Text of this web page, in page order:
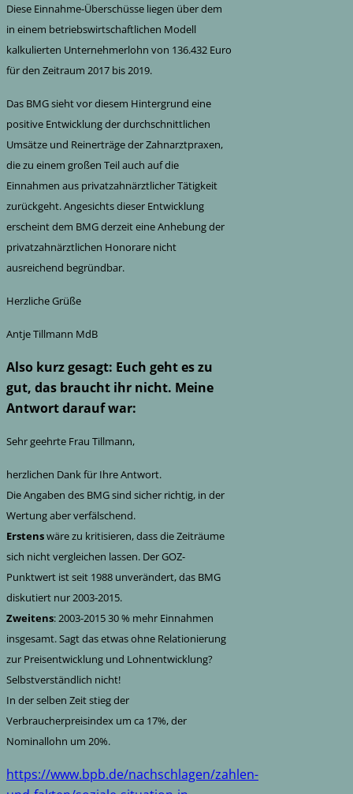
Diese Einnahme-Überschüsse liegen über dem
in einem betriebswirtschaftlichen Modell
kalkulierten Unternehmerlohn von 136.432 Euro
für den Zeitraum 2017 bis 2019.
Das BMG sieht vor diesem Hintergrund eine
positive Entwicklung der durchschnittlichen
Umsätze und Reinerträge der Zahnarztpraxen,
die zu einem großen Teil auch auf die
Einnahmen aus privatzahnärztlicher Tätigkeit
zurückgeht. Angesichts dieser Entwicklung
erscheint dem BMG derzeit eine Anhebung der
privatzahnärztlichen Honorare nicht
ausreichend begründbar.
Herzliche Grüße
Antje Tillmann MdB
Also kurz gesagt: Euch geht es zu
gut, das braucht ihr nicht. Meine
Antwort darauf war:
Sehr geehrte Frau Tillmann,
herzlichen Dank für Ihre Antwort.
Die Angaben des BMG sind sicher richtig, in der
Wertung aber verfälschend.
Erstenswäre zu kritisieren, dass die Zeiträume
sich nicht vergleichen lassen. Der GOZ-
Punktwert ist seit 1988 unverändert, das BMG
diskutiert nur 2003-2015.
Zweitens: 2003-2015 30 % mehr Einnahmen
insgesamt. Sagt das etwas ohne Relationierung
zur Preisentwicklung und Lohnentwicklung?
Selbstverständlich nicht!
In der selben Zeit stieg der
Verbraucherpreisindex um ca 17%, der
Nominallohn um 20%.
https://www.bpb.de/nachschlagen/zahlen-